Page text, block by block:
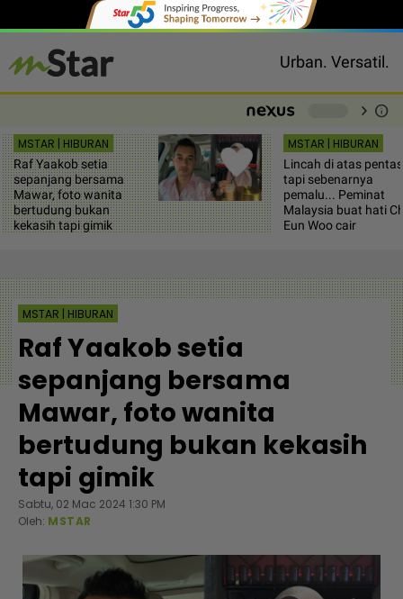
Urban. Versatil.
chevron_right info
MSTAR | HIBURAN
Raf Yaakob setia
sepanjang bersama
Mawar, foto wanita
bertudung bukan
kekasih tapi gimik
MSTAR | HIBURAN
Lincah di atas pentas
tapi sebenarnya
pemalu... Peminat
Malaysia buat hati
Eun Woo cair
MSTAR | HIBURAN
Raf Yaakob setia
sepanjang bersama
Mawar, foto wanita
bertudung bukan kekasih
tapi gimik
Sabtu, 02 Mac 2024 1:30 PM
Oleh: MSTAR